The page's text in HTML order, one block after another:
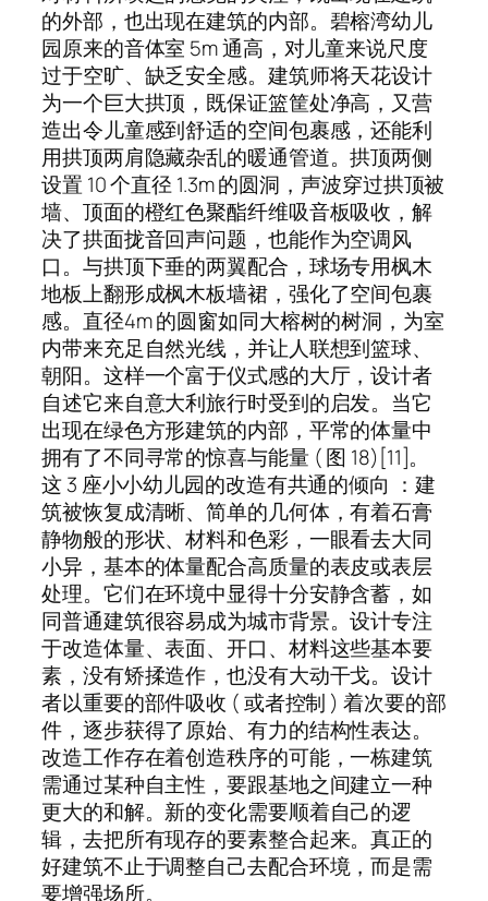
的外部，也出现在建筑的内部。碧榕湾幼儿
园原来的音体室 5m 通高，对儿童来说尺度
过于空旷、缺乏安全感。建筑师将天花设计
为一个巨大拱顶，既保证篮筐处净高，又营
造出令儿童感到舒适的空间包裹感，还能利
用拱顶两肩隐藏杂乱的暖通管道。拱顶两侧
设置 10 个直径 1.3m 的圆洞，声波穿过拱顶被
墙、顶面的橙红色聚酯纤维吸音板吸收，解
决了拱面拢音回声问题，也能作为空调风
口。与拱顶下垂的两翼配合，球场专用枫木
地板上翻形成枫木板墙裙，强化了空间包裹
感。直径4m 的圆窗如同大榕树的树洞，为室
内带来充足自然光线，并让人联想到篮球、
朝阳。这样一个富于仪式感的大厅，设计者
自述它来自意大利旅行时受到的启发。当它
出现在绿色方形建筑的内部，平常的体量中
拥有了不同寻常的惊喜与能量 ( 图 18)[11]。
这 3 座小小幼儿园的改造有共通的倾向 ：建
筑被恢复成清晰、简单的几何体，有着石膏
静物般的形状、材料和色彩，一眼看去大同
小异，基本的体量配合高质量的表皮或表层
处理。它们在环境中显得十分安静含蓄，如
同普通建筑很容易成为城市背景。设计专注
于改造体量、表面、开口、材料这些基本要
素，没有矫揉造作，也没有大动干戈。设计
者以重要的部件吸收 ( 或者控制 ) 着次要的部
件，逐步获得了原始、有力的结构性表达。
改造工作存在着创造秩序的可能，一栋建筑
需通过某种自主性，要跟基地之间建立一种
更大的和解。新的变化需要顺着自己的逻
辑，去把所有现存的要素整合起来。真正的
好建筑不止于调整自己去配合环境，而是需
要增强场所。